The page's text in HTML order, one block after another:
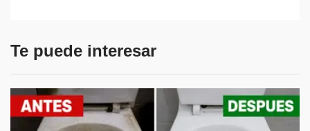
Te puede interesar